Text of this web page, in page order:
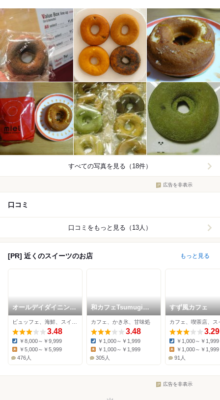
すべての写真を見る（18件）
広告を非表示
口コミ
口コミをもっと見る（13人）
[PR] 近くのスイーツのお店 もっと見る
オールデイダイニング
コンパス (横浜ベイシ
ェラトン ホテル&タワ
ーズ)
3.48
Dinner:
￥8,000～￥9,999
￥5,000～￥5,999
476人
和カフェTsumugi
FOOD & TIME
ISETAN YOKOHAMA
店
カフェ、かき氷、甘味処
3.48
Dinner:
￥1,000～￥1,999
￥1,000～￥1,999
305人
すず風カフェ
カフェ、喫茶店、ス
3.29
Dinner:
￥1,000～￥1,999
Lunch:
￥1,000～￥1,999
91人
広告を非表示